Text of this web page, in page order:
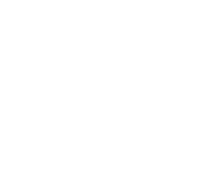
să scrie „o carte prin care să încerce să
finalul cărții fiind deopotrivă tragic,
obiectiv și strateg evoluționist”,
a pledat mereu pentru utilizarea eficientă